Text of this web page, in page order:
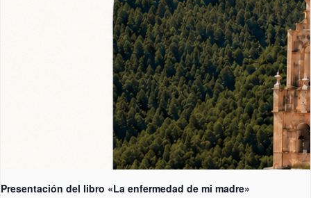
Presentación del libro «La enfermedad de mi madre»